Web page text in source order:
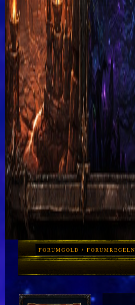
FORUMGOLD / FORUMREGELN